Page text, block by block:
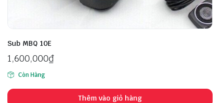
Sub MBQ 10E
1,600,000₫
Còn Hàng
Thêm vào giỏ hàng